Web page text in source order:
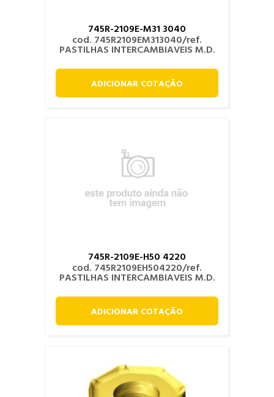
745R-2109E-M31 3040
cod. 745R2109EM313040/ref.
PASTILHAS INTERCAMBIAVEIS M.D.
ADICIONAR COTAÇÃO
745R-2109E-H50 4220
cod. 745R2109EH504220/ref.
PASTILHAS INTERCAMBIAVEIS M.D.
ADICIONAR COTAÇÃO